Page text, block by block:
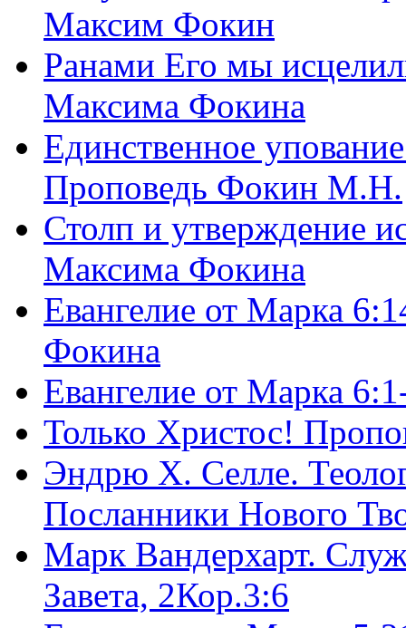
Максим Фокин
Ранами Его мы
Максима Фокина
Единственное
Проповедь Фокин М.Н.
Столп и утверждение
Максима Фокина
Евангелие от Марка
Фокина
Евангелие от Марка
Только Христос!
Эндрю Х. Селле.
Посланники Нового
Марк Вандерхарт.
Завета, 2Кор.3:6